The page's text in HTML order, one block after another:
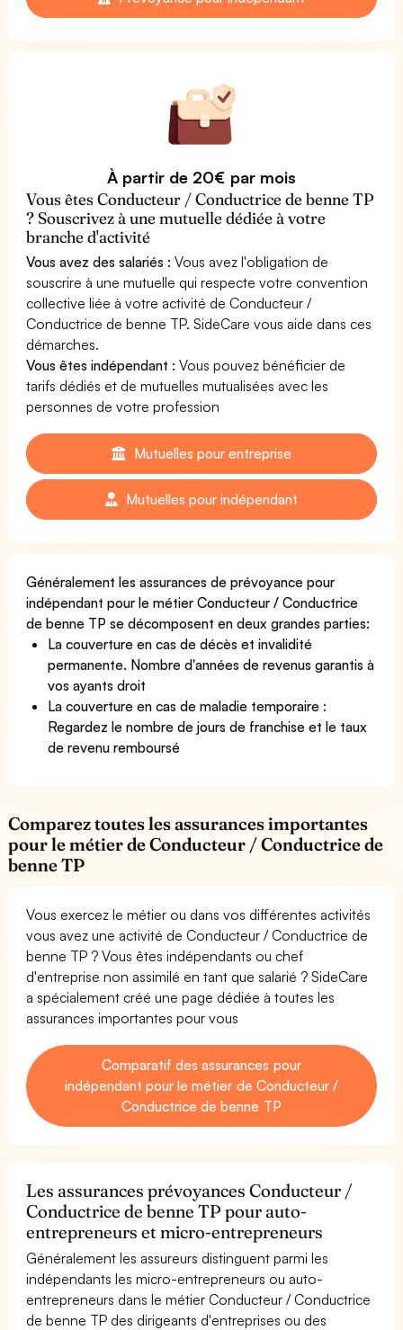
À partir de 20€ par mois
Vous êtes Conducteur / Conductrice de benne TP
? Souscrivez à une mutuelle dédiée à votre
branche d'activité
Vous avez des salariés : Vous avez l'obligation de
souscrire à une mutuelle qui respecte votre convention
collective liée à votre activité de Conducteur /
Conductrice de benne TP. SideCare vous aide dans ces
démarches.
Vous êtes indépendant : Vous pouvez bénéficier de
tarifs dédiés et de mutuelles mutualisées avec les
personnes de votre profession
Mutuelles pour entreprise
Mutuelles pour indépendant
Généralement les assurances de prévoyance pour
indépendant pour le métier Conducteur / Conductrice
de benne TP se décomposent en deux grandes parties:
La couverture en cas de décès et invalidité
permanente. Nombre d'années de revenus garantis à
vos ayants droit
La couverture en cas de maladie temporaire :
Regardez le nombre de jours de franchise et le taux
de revenu remboursé
Comparez toutes les assurances importantes
pour le métier de Conducteur / Conductrice de
benne TP
Vous exercez le métier ou dans vos différentes activités
vous avez une activité de Conducteur / Conductrice de
benne TP ? Vous êtes indépendants ou chef
d'entreprise non assimilé en tant que salarié ? SideCare
a spécialement créé une page dédiée à toutes les
assurances importantes pour vous
Comparatif des assurances pour
indépendant pour le métier de Conducteur /
Conductrice de benne TP
Les assurances prévoyances Conducteur /
Conductrice de benne TP pour auto-
entrepreneurs et micro-entrepreneurs
Généralement les assureurs distinguent parmi les
indépendants les micro-entrepreneurs ou auto-
entrepreneurs dans le métier Conducteur / Conductrice
de benne TP des dirigeants d'entreprises ou des